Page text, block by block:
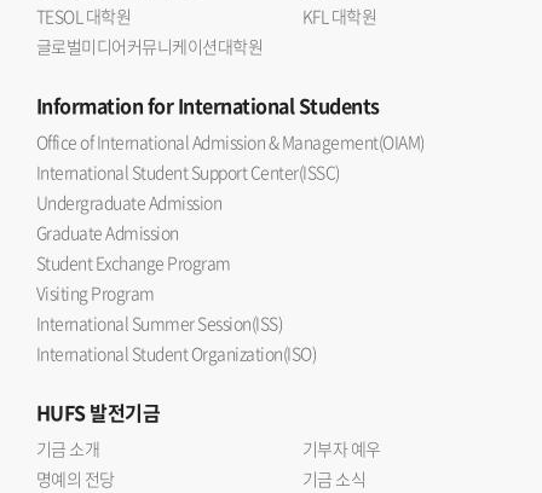
TESOL 대학원
KFL 대학원
글로벌미디어커뮤니케이션대학원
Informationfor International Students
Office of International Admission & Management(OIAM)
International Student Support Center(ISSC)
Undergraduate Admission
Graduate Admission
Student Exchange Program
Visiting Program
International Summer Session(ISS)
International Student Organization(ISO)
HUFS발전기금
기금 소개
기부자 예우
명예의 전당
기금 소식